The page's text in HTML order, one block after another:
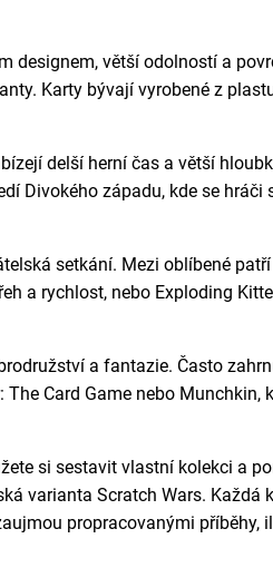
designem, větší odolností a
Karty bývají vyrobené z
delší herní čas a větší
Divokého západu, kde se
setkání. Mezi oblíbené
a rychlost, nebo Exploding
a fantazie. Často
Card Game nebo
si sestavit vlastní kolekci a
varianta Scratch Wars.
propracovanými příběhy,